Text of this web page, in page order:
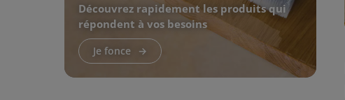
Découvrez rapidement les produits qui
répondent à vos besoins
Je fonce